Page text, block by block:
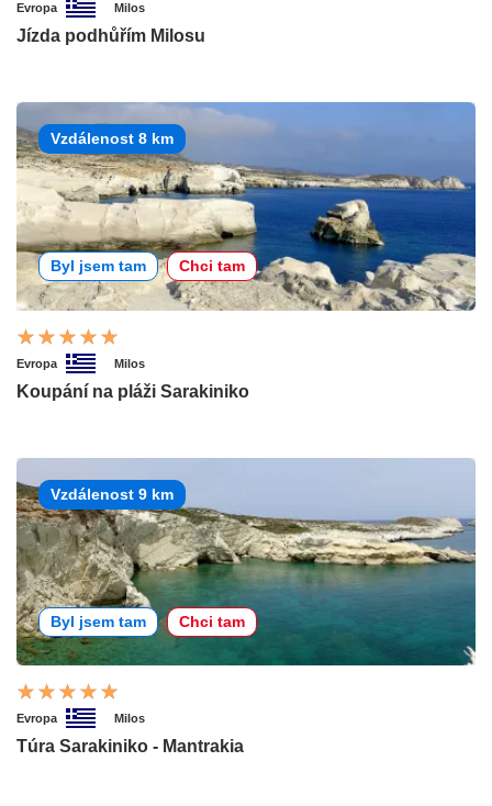
Evropa Milos
Jízda podhůřím Milosu
Vzdálenost 8 km
Byl jsem tam Chci tam
Evropa Milos
Koupání na pláži Sarakiniko
Vzdálenost 9 km
Byl jsem tam Chci tam
Evropa Milos
Túra Sarakiniko - Mantrakia